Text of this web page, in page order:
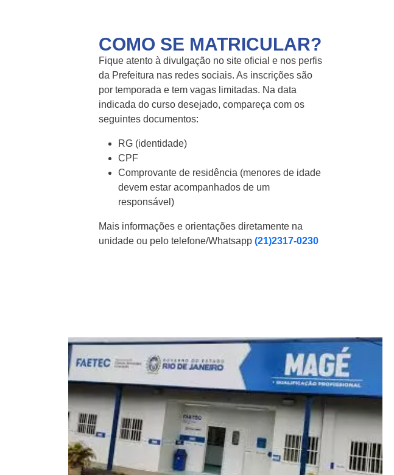
COMO SE MATRICULAR?
Fique atento à divulgação no site oficial e nos perfis
da Prefeitura nas redes sociais. As inscrições são
por temporada e tem vagas limitadas. Na data
indicada do curso desejado, compareça com os
seguintes documentos:
RG (identidade)
CPF
Comprovante de residência (menores de idade
devem estar acompanhados de um
responsável)
Mais informações e orientações diretamente na
unidade ou pelo telefone/Whatsapp (21)2317-0230